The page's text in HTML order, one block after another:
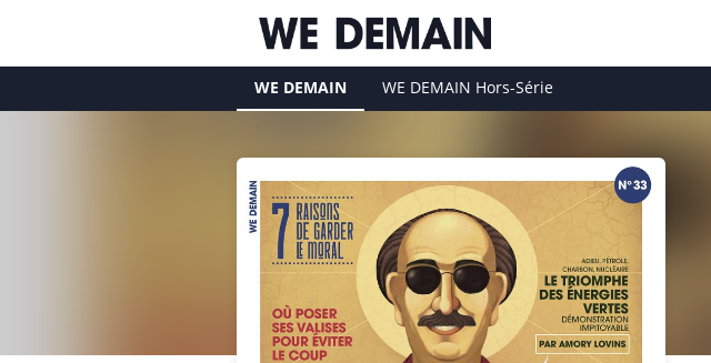
WE DEMAIN WE DEMAIN Hors-Série